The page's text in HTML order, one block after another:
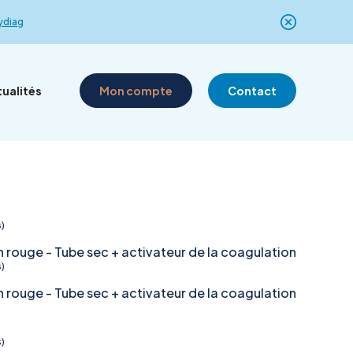
Mon compte Contact
rouge - Tube sec + activateur de la coagulation
rouge - Tube sec + activateur de la coagulation